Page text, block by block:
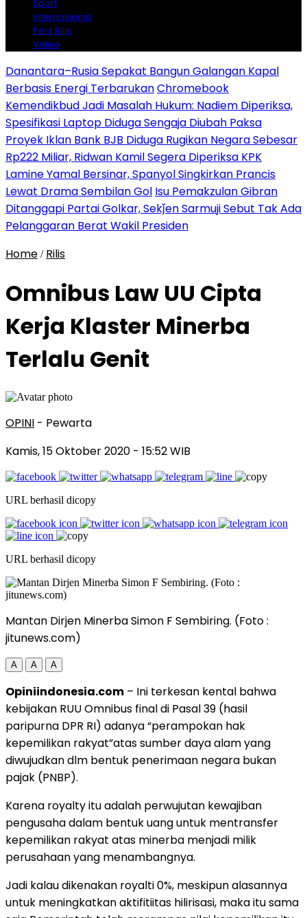
Sport
Internasional
Pers Rilis
Video
Danantara–Rusia Sepakat Bangun Galangan Kapal
Berbasis Energi TerbarukanChromebook
Kemendikbud Jadi Masalah Hukum: Nadiem Diperiksa,
Spesifikasi Laptop Diduga Sengaja Diubah Paksa
Proyek Iklan Bank BJB Diduga Rugikan Negara Sebesar
Rp222 Miliar, Ridwan Kamil Segera Diperiksa KPK
Lamine Yamal Bersinar, Spanyol Singkirkan Prancis
Lewat Drama Sembilan Gol Isu Pemakzulan Gibran
Ditanggapi Partai Golkar, Sekǰen Sarmuji Sebut Tak Ada
Pelanggaran Berat Wakil Presiden
Home / Rilis
Omnibus Law UU Cipta
Kerja Klaster Minerba
Terlalu Genit
OPINI - Pewarta
Kamis, 15 Oktober 2020 - 15:52 WIB
URL berhasil dicopy
URL berhasil dicopy
Mantan Dirjen Minerba Simon F Sembiring. (Foto :
jitunews.com)
A A A
Opiniindonesia.com – Ini terkesan kental bahwa
kebijakan RUU Omnibus final di Pasal 39 (hasil
paripurna DPR RI) adanya “perampokan hak
kepemilikan rakyat”atas sumber daya alam yang
diwujudkan dlm bentuk penerimaan negara bukan
pajak (PNBP).
Karena royalty itu adalah perwujutan kewajiban
pengusaha dalam bentuk uang untuk mentransfer
kepemilikan rakyat atas minerba menjadi milik
perusahaan yang menambangnya.
Jadi kalau dikenakan royalti 0%, meskipun alasannya
untuk meningkatkan aktifitiitas hilirisasi, maka itu sama